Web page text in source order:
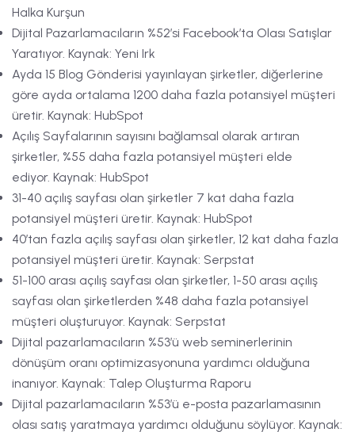
Halka Kurşun
Dijital Pazarlamacıların %52’si Facebook’ta Olası Satışlar
Yaratıyor. Kaynak: Yeni Irk
Ayda 15 Blog Gönderisi yayınlayan şirketler, diğerlerine
göre ayda ortalama 1200 daha fazla potansiyel müşteri
üretir. Kaynak: HubSpot
Açılış Sayfalarının sayısını bağlamsal olarak artıran
şirketler, %55 daha fazla potansiyel müşteri elde
ediyor. Kaynak: HubSpot
31-40 açılış sayfası olan şirketler 7 kat daha fazla
potansiyel müşteri üretir. Kaynak: HubSpot
40’tan fazla açılış sayfası olan şirketler, 12 kat daha fazla
potansiyel müşteri üretir. Kaynak: Serpstat
51-100 arası açılış sayfası olan şirketler, 1-50 arası açılış
sayfası olan şirketlerden %48 daha fazla potansiyel
müşteri oluşturuyor. Kaynak: Serpstat
Dijital pazarlamacıların %53’ü web seminerlerinin
dönüşüm oranı optimizasyonuna yardımcı olduğuna
inanıyor. Kaynak: Talep Oluşturma Raporu
Dijital pazarlamacıların %53’ü e-posta pazarlamasının
olası satış yaratmaya yardımcı olduğunu söylüyor. Kaynak: